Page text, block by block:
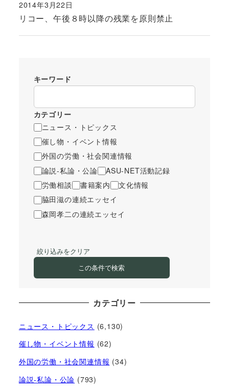
リコー、午後８時以降の残業を原則禁止
投稿日
2014年3月22日
キーワード
カテゴリー
ニュース・トピックス
催し物・イベント情報
外国の労働・社会関連情報
論説-私論・公論
ASU-NET活動記録
労働相談
書籍案内
文化情報
脇田滋の連続エッセイ
森岡孝二の連続エッセイ
絞り込みをクリア
この条件で検索
カテゴリー
ニュース・トピックス (6,130)
催し物・イベント情報 (62)
外国の労働・社会関連情報 (34)
論説-私論・公論 (793)